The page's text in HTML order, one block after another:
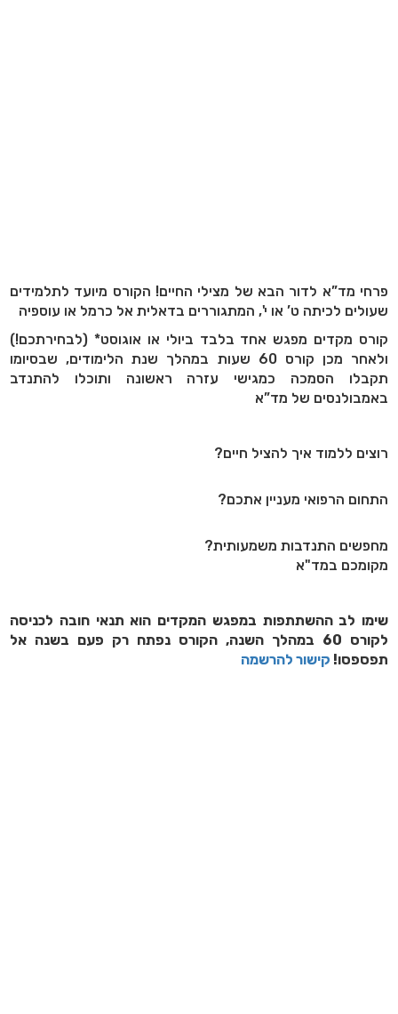
פרחי מד”א לדור הבא של מצילי החיים! הקורס מיועד לתלמידים
שעולים לכיתה ט’ או י', המתגוררים בדאלית אל כרמל או עוספיה
קורס מקדים מפגש אחד בלבד ביולי או אוגוסט* (לבחירתכם!)
ולאחר מכן קורס 60 שעות במהלך שנת הלימודים, שבסיומו
תקבלו הסמכה כמגישי עזרה ראשונה ותוכלו להתנדב
באמבולנסים של מד”א
רוצים ללמוד איך להציל חיים?
התחום הרפואי מעניין אתכם?
מחפשים התנדבות משמעותית?
מקומכם במד"א
שימו לב ההשתתפות במפגש המקדים הוא תנאי חובה לכניסה
לקורס 60 במהלך השנה, הקורס נפתח רק פעם בשנה אל
תפספסו!קישור להרשמה